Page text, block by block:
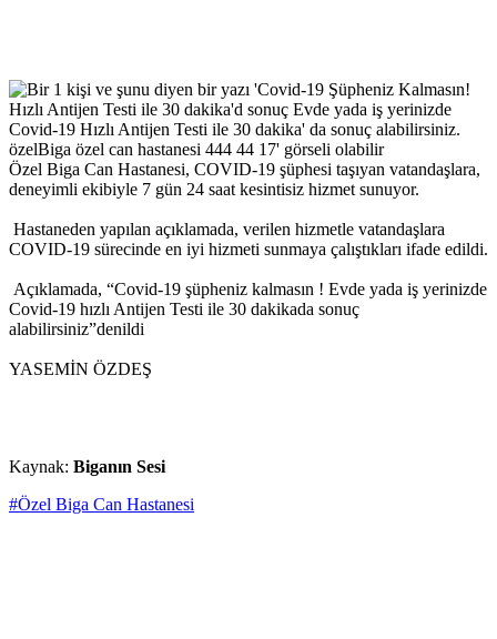
Özel Biga Can Hastanesi, COVID-19 şüphesi taşıyan vatandaşlara,
deneyimli ekibiyle 7 gün 24 saat kesintisiz hizmet sunuyor.
Hastaneden yapılan açıklamada, verilen hizmetle vatandaşlara
COVID-19 sürecinde en iyi hizmeti sunmaya çalıştıkları ifade edildi.
Açıklamada, “Covid-19 şüpheniz kalmasın ! Evde yada iş yerinizde
Covid-19 hızlı Antijen Testi ile 30 dakikada sonuç
alabilirsiniz”denildi
YASEMİN ÖZDEŞ
Kaynak: Biganın Sesi
#Özel Biga Can Hastanesi